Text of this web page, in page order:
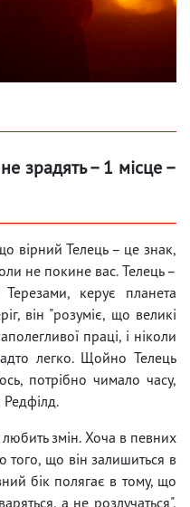
зрадять – 1 місце –
вірний Телець – це знак,
не покине вас. Телець –
керує планета
він "розуміє, що великі
праці, і ніколи
легко. Щойно Телець
потрібно чимало часу,
змін. Хоча в певних
що він залишиться в
бік полягає в тому, що
а не розлучаться",